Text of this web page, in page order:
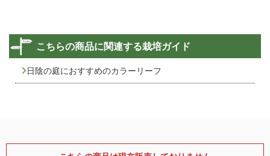
こちらの商品に関連する栽培ガイド
日陰の庭におすすめのカラーリーフ